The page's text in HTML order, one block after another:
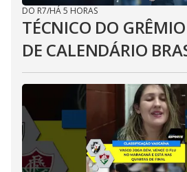
DO R7/HÁ 5 HORAS
TÉCNICO DO
DE CALENDÁRIO